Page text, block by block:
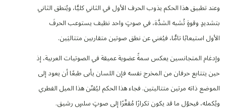
وعند تطبيق هذا الحكم يذوب الحرف الأول في الثاني كليًّا، ويُنطق الثاني
بتشديدٍ وقوةٍ تُشبه الشدَّة، في صوتٍ واحد نظيف يستوعب الحرفَ
الأول استيعابًا تامًّا، فيُغني عن نطق صوتين متقاربين متتاليَين.
وإدغام المتجانسين يعكس سمةً عضوية عميقة في الصوتيات العربية، إذ
حين يتتابع حرفان من المخرج نفسه فإن اللسان يأبى طبعًا أن يعود إلى
الموضع ذاته مرتين متتاليتين. فجاء هذا الحكم ليُقنّن هذا الميل الفطري
ويُكمله، فيحوّل ما قد يكون تكرارًا مُقعِّرًا إلى صوتٍ سلسٍ رشيق.